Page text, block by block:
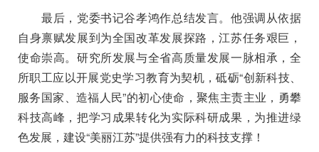
最后，党委书记谷孝鸿作总结发言。他强调从依据
自身禀赋发展到为全国改革发展探路，江苏任务艰巨，
使命崇高。研究所发展与全省高质量发展一脉相承，全
所职工应以开展党史学习教育为契机，砥砺“创新科技、
服务国家、造福人民”的初心使命，聚焦主责主业，勇攀
科技高峰，把学习成果转化为实际科研成果，为推进绿
色发展，建设“美丽江苏”提供强有力的科技支撑！